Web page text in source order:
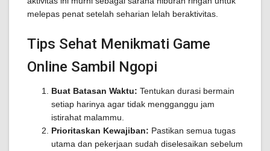
melepas penat setelah seharian lelah beraktivitas.
Tips Sehat Menikmati Game
Online Sambil Ngopi
Buat Batasan Waktu: Tentukan durasi bermain
setiap harinya agar tidak mengganggu jam
istirahat malammu.
Prioritaskan Kewajiban: Pastikan semua tugas
utama dan pekerjaan sudah diselesaikan sebelum